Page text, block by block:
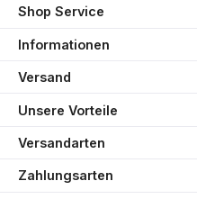
Shop Service
Informationen
Versand
Unsere Vorteile
Versandarten
Zahlungsarten